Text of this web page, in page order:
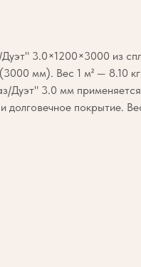
3.0×1200×3000 из
мм). Вес 1 м² — 8.10
Дуэт" 3.0 мм
покрытие.